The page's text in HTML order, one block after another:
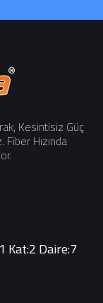
Kesintisiz Güç
Hızında
Kat:2 Daire:7